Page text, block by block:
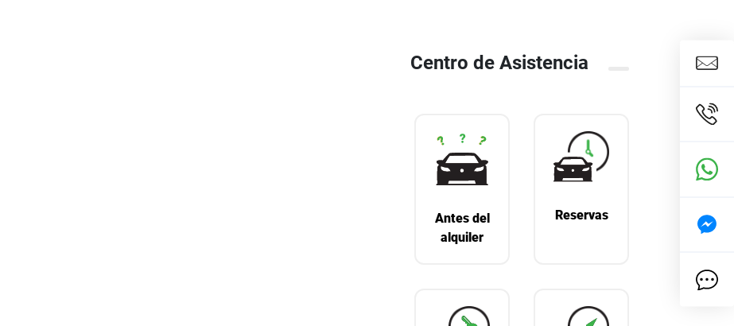
Centro de Asistencia
Antes del
alquiler
Reservas